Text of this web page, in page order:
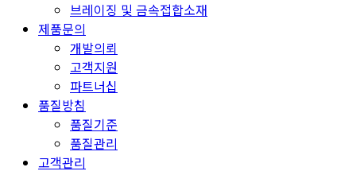
브레이징 및 금속접합소재
제품문의
개발의뢰
고객지원
파트너십
품질방침
품질기준
품질관리
고객관리